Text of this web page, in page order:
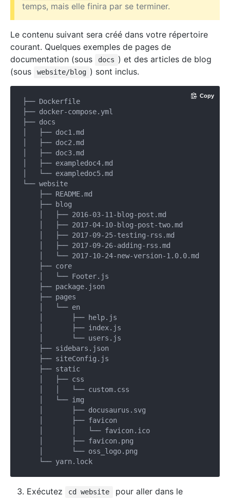
temps, mais elle finira par se terminer.
Le contenu suivant sera créé dans votre répertoire
courant. Quelques exemples de pages de
documentation (sous
docs ) et des articles de blog
(sous
website/blog ) sont inclus.
├── Dockerfile
├── docker-compose.yml
├── docs
│   ├── doc1.md
│   ├── doc2.md
│   ├── doc3.md
│   ├── exampledoc4.md
│   └── exampledoc5.md
└── website
    ├── README.md
    ├── blog
    │   ├── 2016-03-11-blog-post.md
    │   ├── 2017-04-10-blog-post-two.md
    │   ├── 2017-09-25-testing-rss.md
    │   ├── 2017-09-26-adding-rss.md
    │   └── 2017-10-24-new-version-1.0.0.md
    ├── core
    │   └── Footer.js
    ├── package.json
    ├── pages
    │   └── en
    │       ├── help.js
    │       ├── index.js
    │       └── users.js
    ├── sidebars.json
    ├── siteConfig.js
    ├── static
    │   ├── css
    │   │   └── custom.css
    │   └── img
    │       ├── docusaurus.svg
    │       ├── favicon
    │       │   └── favicon.ico
    │       ├── favicon.png
    │       └── oss_logo.png
Copy
Exécutez cd website
pour aller dans le